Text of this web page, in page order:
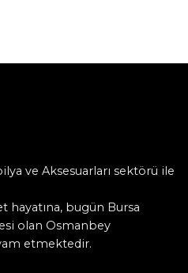
ve Aksesuarları sektörü ile
hayatına, bugün Bursa
olan Osmanbey
etmektedir.